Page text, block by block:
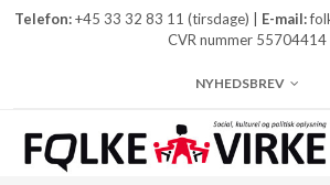
Telefon:+45 33 32 83 11 (tirsdage) | E-mail:
CVR nummer 55704414
NYHEDSBREV